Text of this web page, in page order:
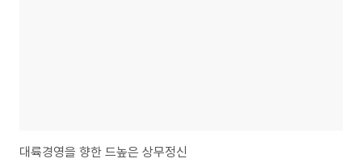
대륙경영을 향한 드높은 상무정신